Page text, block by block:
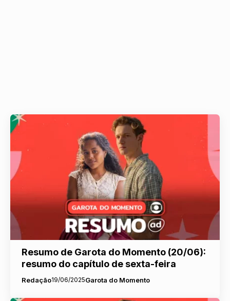
Resumo de Garota do Momento (20/06):
resumo do capítulo de sexta-feira
Redação19/06/2025Garota do Momento